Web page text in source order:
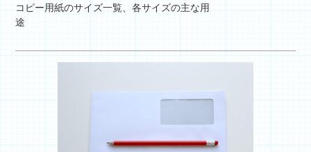
コピー用紙のサイズ一覧、各サイズの主な用
途